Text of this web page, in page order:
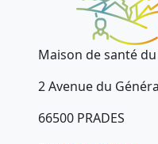
Maison de santé
2 Avenue du
66500 PRADES